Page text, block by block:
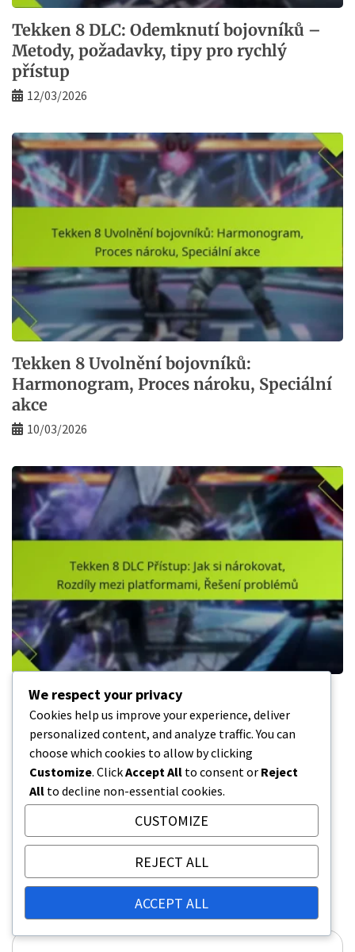
Tekken 8 DLC: Odemknutí bojovníků –
Metody, požadavky, tipy pro rychlý
přístup
12/03/2026
Tekken 8 Uvolnění bojovníků:
Harmonogram, Proces nároku, Speciální
akce
10/03/2026
Tekken 8 DLC Přístup: Jak si nárokovat,
Rozdíly mezi platformami, Řešení
problémů
06/03/2026
Leave a Reply
Your email address will not be published.
fields are marked*
Comment*
We respect your privacy
Cookies help us improve your experience, deliver
personalized content, and analyze traffic. You can
choose which cookies to allow by clicking
Customize. ClickAccept All to consent or Reject
All to decline non-essential cookies.
CUSTOMIZE
REJECT ALL
ACCEPT ALL